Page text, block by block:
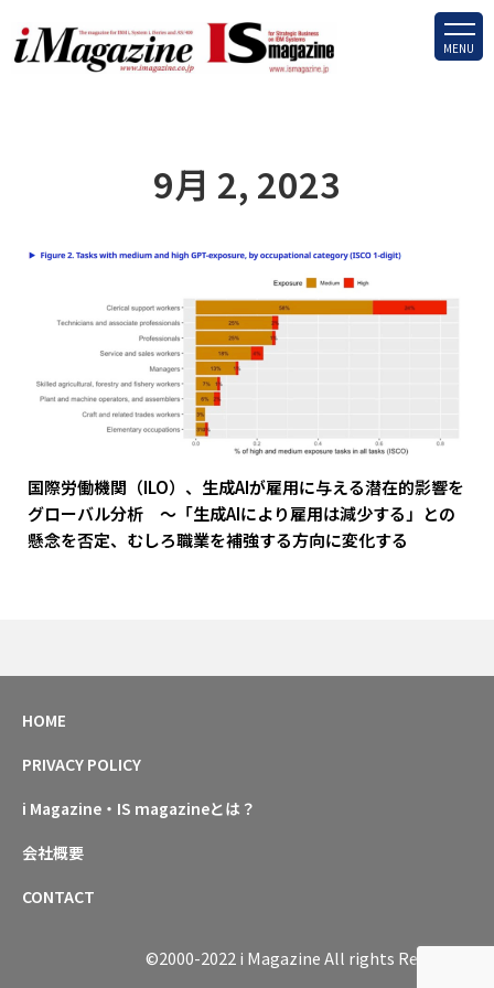
MENU
9月 2, 2023
国際労働機関（ILO）、生成AIが雇用に与える潜在的影響を
グローバル分析 ～「生成AIにより雇用は減少する」との
懸念を否定、むしろ職業を補強する方向に変化する
HOME
PRIVACY POLICY
i Magazine・IS magazineとは？
会社概要
CONTACT
©2000-2022 i Magazine All rights Reserved.